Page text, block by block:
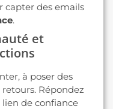
capter des emails
.
et
à poser des
Répondez
de confiance